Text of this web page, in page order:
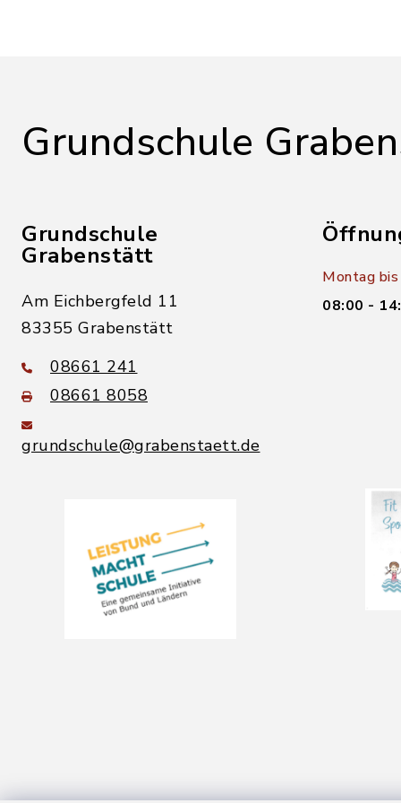
Grundschule
Grundschule
Grabenstätt
Am Eichbergfeld 11
83355 Grabenstätt
08661 241
08661 8058
grundschule@grabenstaett.de
Montag
08:00 -